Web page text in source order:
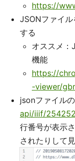
https://
JSONファイ
する
オススメ
機能
https://
-viewer/
jsonファイル
api/iiif/
行番号が表示
されたりして